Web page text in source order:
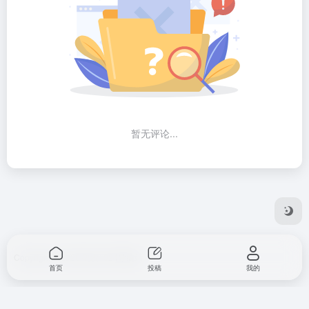
暂无评论...
Copyright © 2026
首页 投稿 我的